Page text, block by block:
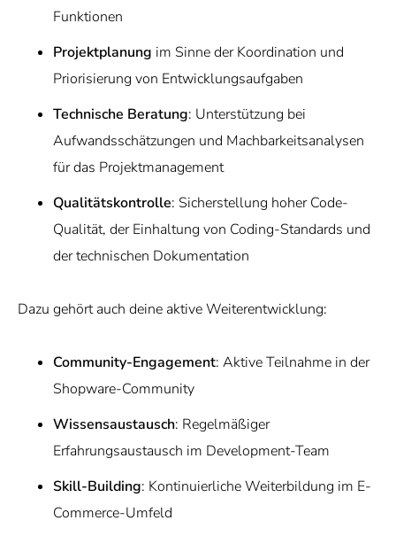
Funktionen
Projektplanung im Sinne der Koordination und
Priorisierung von Entwicklungsaufgaben
Technische Beratung: Unterstützung bei
Aufwandsschätzungen und Machbarkeitsanalysen
für das Projektmanagement
Qualitätskontrolle: Sicherstellung hoher Code-
Qualität, der Einhaltung von Coding-Standards und
der technischen Dokumentation
Dazu gehört auch deine aktive Weiterentwicklung:
Community-Engagement: Aktive Teilnahme in der
Shopware-Community
Wissensaustausch: Regelmäßiger
Erfahrungsaustausch im Development-Team
Skill-Building: Kontinuierliche Weiterbildung im E-
Commerce-Umfeld